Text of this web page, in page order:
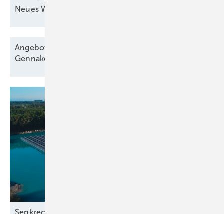
Neues Windkraftquartett zur
Angebote für Windparkbau senken Vergütung,
Gennaker
Senkrecht schwimmende